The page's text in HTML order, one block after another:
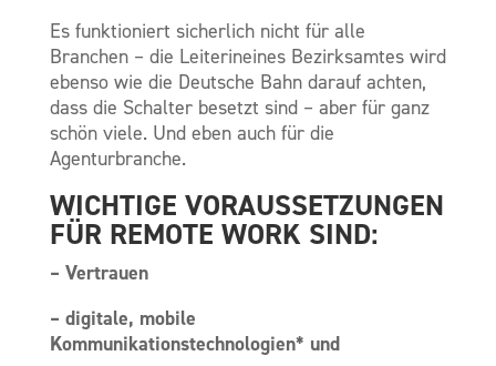
Es funktioniert sicherlich nicht für alle
Branchen – die Leiterineines Bezirksamtes wird
ebenso wie die Deutsche Bahn darauf achten,
dass die Schalter besetzt sind – aber für ganz
schön viele. Und eben auch für die
Agenturbranche.
WICHTIGE VORAUSSETZUNGEN
FÜR REMOTE WORK SIND:
– Vertrauen
– digitale, mobile
Kommunikationstechnologien* und